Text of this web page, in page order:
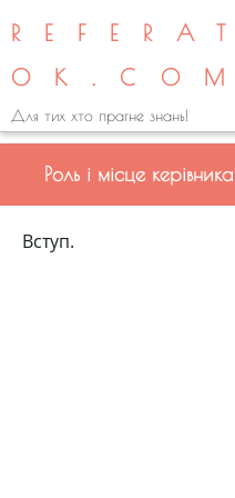
Для тих хто прагне знань!
Роль і місце
Вступ.